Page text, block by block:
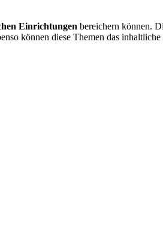
Einrichtungen bereichern können.
können diese Themen das